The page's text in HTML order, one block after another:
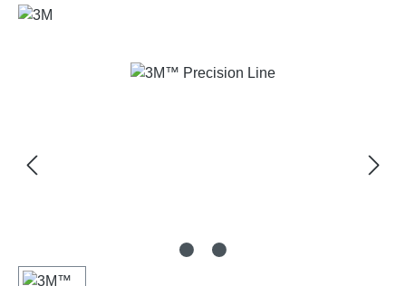
Bildergalerie überspringen